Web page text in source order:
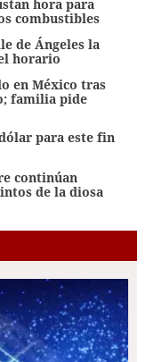
hora para
combustibles
de Ángeles la
horario
en México tras
familia pide
para este fin
continúan
de la diosa